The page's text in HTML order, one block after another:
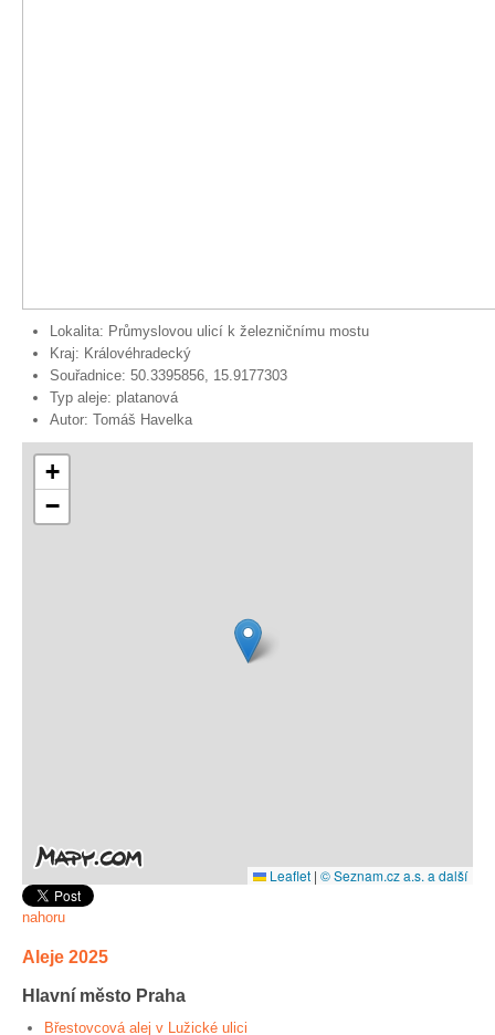
Lokalita: Průmyslovou ulicí k železničnímu mostu
Kraj: Královéhradecký
Souřadnice: 50.3395856, 15.9177303
Typ aleje: platanová
Autor: Tomáš Havelka
+
−
Leaflet | © Seznam.cz a.s. a další
nahoru
Aleje 2025
Hlavní město Praha
Břestovcová alej v Lužické ulici